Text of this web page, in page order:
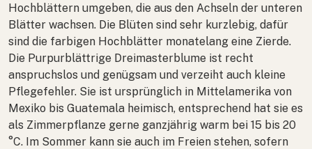
Hochblättern umgeben, die aus den Achseln der unteren
Blätter wachsen. Die Blüten sind sehr kurzlebig, dafür
sind die farbigen Hochblätter monatelang eine Zierde.
Die Purpurblättrige Dreimasterblume ist recht
anspruchslos und genügsam und verzeiht auch kleine
Pflegefehler. Sie ist ursprünglich in Mittelamerika von
Mexiko bis Guatemala heimisch, entsprechend hat sie es
als Zimmerpflanze gerne ganzjährig warm bei 15 bis 20
°C. Im Sommer kann sie auch im Freien stehen, sofern